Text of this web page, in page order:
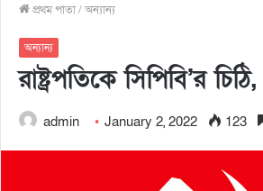
প্রথম পাতা/অন্যান্য
অন্যান্য
রাষ্ট্রপতিকে সিপিবি’র
admin January 2, 2022 123